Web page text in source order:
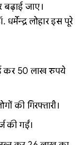
बढ़ाई जाए।
लोहार इस पूरे
कर 50 लाख रुपये
की गिरफ्तारी।
की गईं।